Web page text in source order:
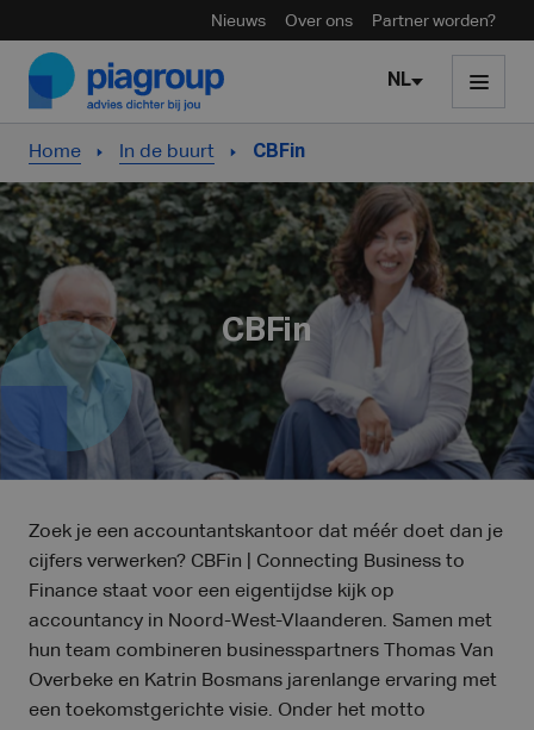
Nieuws Over ons Partner worden?
Skip to content
NL
Home In de buurt CBFin
CBFin
Zoek je een accountantskantoor dat méér doet dan je
cijfers verwerken? CBFin | Connecting Business to
Finance staat voor een eigentijdse kijk op
accountancy in Noord-West-Vlaanderen. Samen met
hun team combineren businesspartners Thomas Van
Overbeke en Katrin Bosmans jarenlange ervaring met
een toekomstgerichte visie. Onder het motto